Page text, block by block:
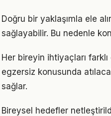
Doğru bir yaklaşımla ele
sağlayabilir. Bu nedenle
Her bireyin ihtiyaçları
egzersiz konusunda
sağlar.
Bireysel hedefler